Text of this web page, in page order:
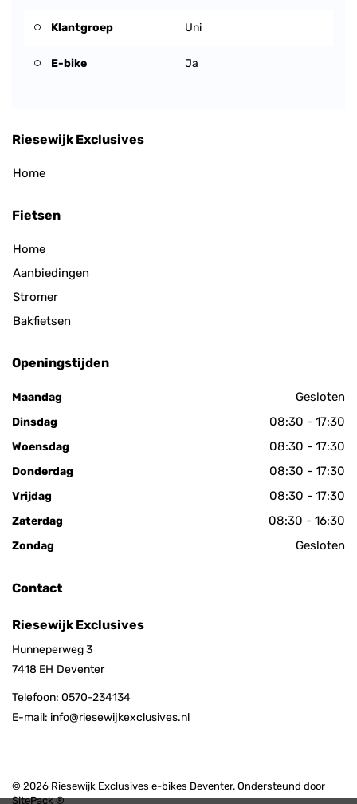
Klantgroep Uni
E-bike Ja
Riesewijk Exclusives
Home
Fietsen
Home
Aanbiedingen
Stromer
Bakfietsen
Openingstijden
Maandag Gesloten
Dinsdag 08:30 - 17:30
Woensdag 08:30 - 17:30
Donderdag 08:30 - 17:30
Vrijdag 08:30 - 17:30
Zaterdag 08:30 - 16:30
Zondag Gesloten
Contact
Riesewijk Exclusives
Hunneperweg 3
7418 EH Deventer
Telefoon: 0570-234134
E-mail: info@riesewijkexclusives.nl
© 2026 Riesewijk Exclusives e-bikes Deventer. Ondersteund door
SitePack ®